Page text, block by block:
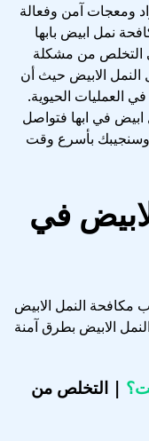
ومعجات آمن وفعالة
نمل ابيض بابها
في التخلص من مشكلة
النمل الابيض حيث أن
العمليات الحيوية.
ابيض في ابها فتواصل
وسنجيبك بأسرع وقت
في
مكافحة النمل الابيض
الابيض بطرق آمنة
| التخلص من